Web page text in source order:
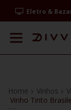
Eletro &
Vinhos
Vinho Tinto